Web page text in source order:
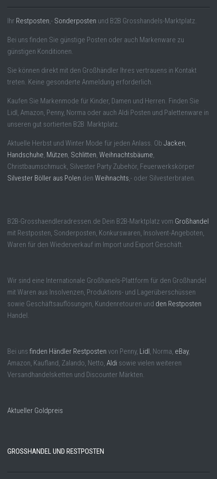
Ihr Restposten,- Sonderposten und B2B Grosshandels-Marktplatz.
Bei uns finden Sie günstige Posten oder auch Markenware zu
günstigen Konditionen.
Sie können direkt mit den Großhändler Ihres vertrauens in Kontakt
treten. Keine gesonderte Anmeldung erforderlich.
Kaufen Sie Markenmode für Kinder, Damen und Herren. Finden Sie
Lidl, Amazon, Penny, Norma oder auch Aldi Posten und Palettenware in
unseren gut sortierten B2B Marktplatz.
Aktuelle Herbst und Winter Mode für jeden Anlass. Ob Jacken,
Handschuhe, Mützen, Schlitten, Weihnachtsbäume,
Christbaumschmuck, Silvester Party Zubehör, Feuerwerkskörper
Silvester Böller aus Polen den Weihnachts,- oder Silvesterbraten.
B2B-Grosshaendleradressen.de Dein B2B-Marktplatz vom Großhandel
mit Restposten, Sonderposten, Konkurswaren, Insolvent-Angeboten,
Waren für den Wiederverkauf im Import und Export Geschäft.
Wir sind eine Internationale Großhanels-Plattform für den Großhandel
mit Waren aus Insolvenzen, Produktions- und Lagerüberschüssen
sowie Geschäftsauflösungen, Kundenretouren und den Restposten
Handel.
Bei uns finden Händler Restposten von Penny, Lidl, Norma, eBay,
Amazon, Kaufland, Zalando, Netto, Aldi sowie vielen weiteren
Versandhandelsketten und Discounter Märkten.
Aktueller Goldpreis
GROSSHANDEL UND RESTPOSTEN